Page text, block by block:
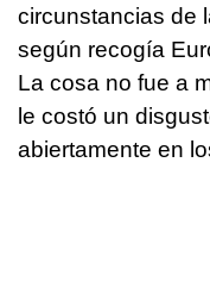
circunstancias de
según recogía
La cosa no fue a
le costó un
abiertamente en